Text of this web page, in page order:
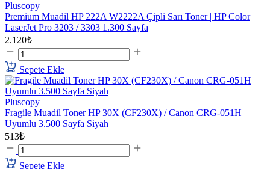
Pluscopy
Premium Muadil HP 222A W2222A Çipli Sarı Toner | HP Color
LaserJet Pro 3203 / 3303 1.300 Sayfa
2.120₺
Sepete Ekle
Pluscopy
Fragile Muadil Toner HP 30X (CF230X) / Canon CRG-051H
Uyumlu 3.500 Sayfa Siyah
513₺
Sepete Ekle